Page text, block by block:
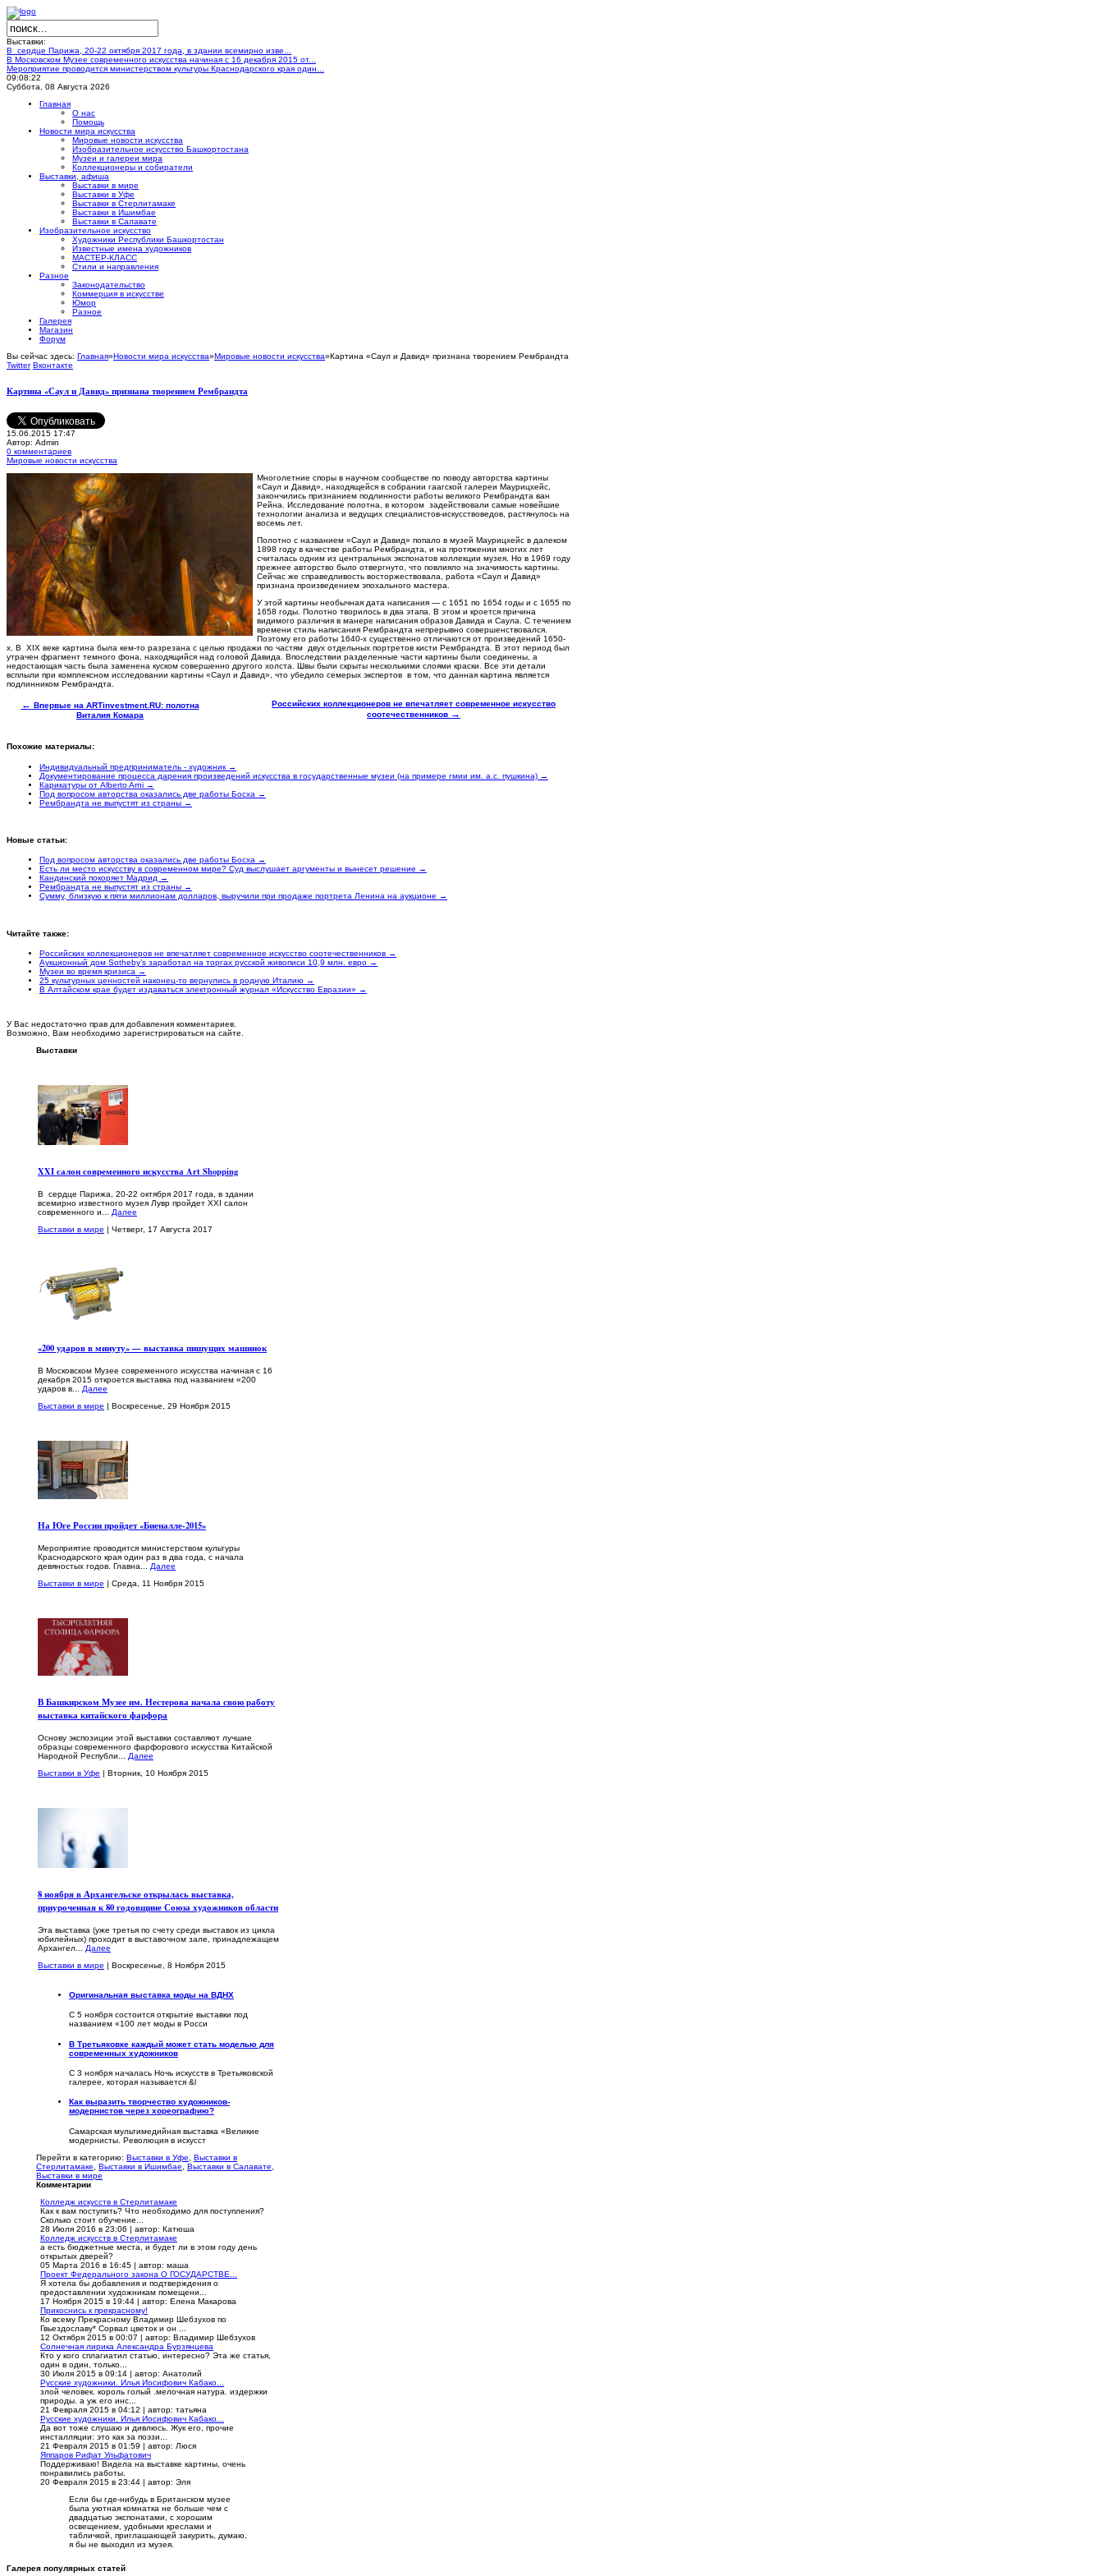
Выставки:
В сердце Парижа, 20-22 октября 2017 года, в здании всемирно изве...
В Московском Музее современного искусства начиная с 16 декабря 2015 от...
Мероприятие проводится министерством культуры Краснодарского края один...
09:08:23
Суббота, 08 Августа 2026
Главная
О нас
Помощь
Новости мира искусства
Мировые новости искусства
Изобразительное искусство Башкортостана
Музеи и галереи мира
Коллекционеры и собиратели
Выставки, афиша
Выставки в мире
Выставки в Уфе
Выставки в Стерлитамаке
Выставки в Ишимбае
Выставки в Салавате
Изобразительное искусство
Художники Республики Башкортостан
Известные имена художников
МАСТЕР-КЛАСС
Стили и направления
Разное
Законодательство
Коммерция в искусстве
Юмор
Разное
Галерея
Магазин
Форум
Вы сейчас здесь: Главная»Новости мира искусства»Мировые новости искусства»Картина «Саул и Давид» признана творением Рембрандта
Twitter Вконтакте
Картина «Саул и Давид» признана творением Рембрандта
15.06.2015 17:47
Автор: Admin
0 комментариев
Мировые новости искусства
Многолетние споры в научном сообществе по поводу авторства картины
«Саул и Давид», находящейся в собрании гаагской галереи Маурицхейс,
закончились признанием подлинности работы великого Рембрандта ван
Рейна. Исследование полотна, в котором задействовали самые новейшие
технологии анализа и ведущих специалистов-искусствоведов, растянулось на
восемь лет.
Полотно с названием «Саул и Давид» попало в музей Маурицхейс в далеком
1898 году в качестве работы Рембрандта, и на протяжении многих лет
считалась одним из центральных экспонатов коллекции музея. Но в 1969 году
прежнее авторство было отвергнуто, что повлияло на значимость картины.
Сейчас же справедливость восторжествовала, работа «Саул и Давид»
признана произведением эпохального мастера.
У этой картины необычная дата написания — с 1651 по 1654 годы и с 1655 по
1658 годы. Полотно творилось в два этапа. В этом и кроется причина
видимого различия в манере написания образов Давида и Саула. С течением
времени стиль написания Рембрандта непрерывно совершенствовался.
Поэтому его работы 1640-х существенно отличаются от произведений 1650-
х. В XIX веке картина была кем-то разрезана с целью продажи по частям двух отдельных портретов кисти Рембрандта. В этот период был
утрачен фрагмент темного фона, находящийся над головой Давида. Впоследствии разделенные части картины были соединены, а
недостающая часть была заменена куском совершенно другого холста. Швы были скрыты несколькими слоями краски. Все эти детали
всплыли при комплексном исследовании картины «Саул и Давид», что убедило семерых экспертов в том, что данная картина является
подлинником Рембрандта.
← Впервые на ARTinvestment.RU: полотна
Виталия Комара
Российских коллекционеров не впечатляет современное искусство
соотечественников →
Похожие материалы:
Индивидуальный предприниматель - художник →
Документирование процесса дарения произведений искусства в государственные музеи (на примере гмии им. а.с. пушкина) →
Карикатуры от Alberto Arni →
Под вопросом авторства оказались две работы Босха →
Рембрандта не выпустят из страны →
Новые статьи:
Под вопросом авторства оказались две работы Босха →
Есть ли место искусству в современном мире? Суд выслушает аргументы и вынесет решение →
Кандинский покоряет Мадрид →
Рембрандта не выпустят из страны →
Сумму, близкую к пяти миллионам долларов, выручили при продаже портрета Ленина на аукционе →
Читайте также:
Российских коллекционеров не впечатляет современное искусство соотечественников →
Аукционный дом Sotheby’s заработал на торгах русской живописи 10,9 млн. евро →
Музеи во время кризиса →
25 культурных ценностей наконец-то вернулись в родную Италию →
В Алтайском крае будет издаваться электронный журнал «Искусство Евразии» →
У Вас недостаточно прав для добавления комментариев.
Возможно, Вам необходимо зарегистрироваться на сайте.
Выставки
XXI салон современного искусства Art Shopping
В сердце Парижа, 20-22 октября 2017 года, в здании
всемирно известного музея Лувр пройдет XXI салон
современного и... Далее
Выставки в мире | Четверг, 17 Августа 2017
«200 ударов в минуту» — выставка пишущих машинок
В Московском Музее современного искусства начиная с 16
декабря 2015 откроется выставка под названием «200
ударов в... Далее
Выставки в мире | Воскресенье, 29 Ноября 2015
На Юге России пройдет «Биеналле-2015»
Мероприятие проводится министерством культуры
Краснодарского края один раз в два года, с начала
девяностых годов. Главна... Далее
Выставки в мире | Среда, 11 Ноября 2015
В Башкирском Музее им. Нестерова начала свою работу
выставка китайского фарфора
Основу экспозиции этой выставки составляют лучшие
образцы современного фарфорового искусства Китайской
Народной Республи... Далее
Выставки в Уфе | Вторник, 10 Ноября 2015
8 ноября в Архангельске открылась выставка,
приуроченная к 80 годовщине Союза художников области
Эта выставка (уже третья по счету среди выставок из цикла
юбилейных) проходит в выставочном зале, принадлежащем
Архангел... Далее
Выставки в мире | Воскресенье, 8 Ноября 2015
Оригинальная выставка моды на ВДНХ
С 5 ноября состоится открытие выставки под
названием «100 лет моды в Росси
В Третьяковке каждый может стать моделью для
современных художников
С 3 ноября началась Ночь искусств в Третьяковской
галерее, которая называется &l
Как выразить творчество художников-
модернистов через хореографию?
Самарская мультимедийная выставка «Великие
модернисты. Революция в искусст
Перейти в категорию: Выставки в Уфе
Выставки в
Стерлитамаке
Выставки в Ишимбае Выставки в Салавате
Выставки в мире
Комментарии
Колледж искусств в Стерлитамаке
Как к вам поступить? Что необходимо для поступления?
Сколько стоит обучение...
28 Июля 2016 в 23:06 | автор: Катюша
Колледж искусств в Стерлитамаке
а есть бюджетные места, и будет ли в этом году день
открытых дверей?
05 Марта 2016 в 16:45 | автор: маша
Проект Федерального закона О ГОСУДАРСТВЕ...
Я хотела бы добавления и подтверждения о
предоставлении художникам помещени...
17 Ноября 2015 в 19:44 | автор: Елена Макарова
Прикоснись к прекрасному!
Ко всему Прекрасному Владимир Шебзухов по
Гвьездославу* Сорвал цветок и он ...
12 Октября 2015 в 00:07 | автор: Владимир Шебзухов
Солнечная лирика Александра Бурзянцева
Кто у кого сплагиатил статью, интересно? Эта же статья,
один в один, только...
30 Июля 2015 в 09:14 | автор: Анатолий
Русские художники. Илья Иосифович Кабако...
злой человек. король голый .мелочная натура. издержки
природы. а уж его инс...
21 Февраля 2015 в 04:12 | автор: татьяна
Русские художники. Илья Иосифович Кабако...
Да вот тоже слушаю и дивлюсь. Жук его, прочие
инсталляции: это как за поэзи...
21 Февраля 2015 в 01:59 | автор: Люся
Яппаров Рифат Ульфатович
Поддерживаю! Видела на выставке картины, очень
понравились работы.
20 Февраля 2015 в 23:44 | автор: Эля
Если бы где-нибудь в Британском музее
была уютная комнатка не больше чем с
двадцатью экспонатами, с хорошим
освещением, удобными креслами и
табличкой, приглашающей закурить, думаю,
я бы не выходил из музея.
Галерея популярных статей